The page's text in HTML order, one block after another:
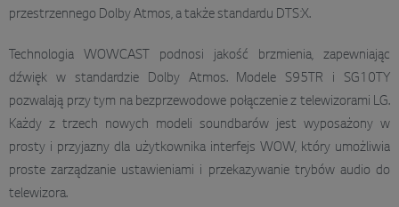
przestrzennego Dolby Atmos, a także standardu DTS:X.
Technologia WOWCAST podnosi jakość brzmienia, zapewniając
dźwięk w standardzie Dolby Atmos. Modele S95TR i SG10TY
pozwalają przy tym na bezprzewodowe połączenie z telewizorami LG.
Każdy z trzech nowych modeli soundbarów jest wyposażony w
prosty i przyjazny dla użytkownika interfejs WOW, który umożliwia
proste zarządzanie ustawieniami i przekazywanie trybów audio do
telewizora.